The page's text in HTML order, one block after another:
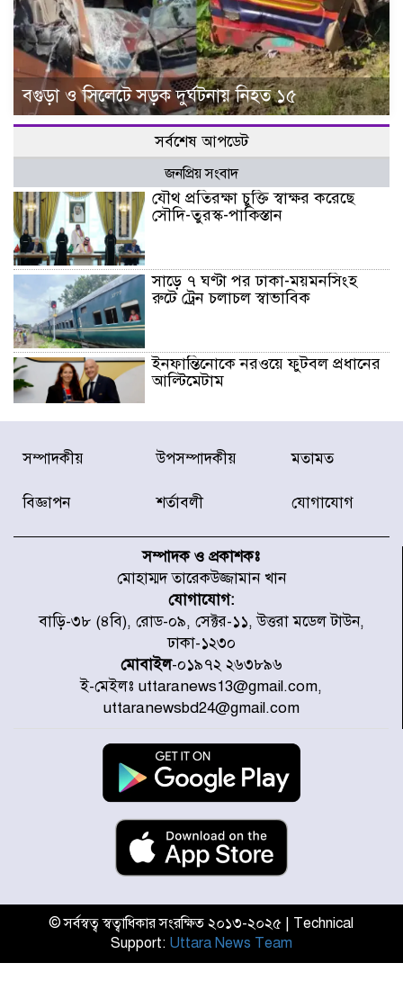
বগুড়া ও সিলেটে সড়ক দুর্ঘটনায় নিহত ১৫
সর্বশেষ আপডেট
জনপ্রিয় সংবাদ
যৌথ প্রতিরক্ষা চুক্তি স্বাক্ষর করেছে
সৌদি-তুরস্ক-পাকিস্তান
সাড়ে ৭ ঘণ্টা পর ঢাকা-ময়মনসিংহ
রুটে ট্রেন চলাচল স্বাভাবিক
ইনফান্তিনোকে নরওয়ে ফুটবল প্রধানের
আল্টিমেটাম
দেশে ভারি বৃষ্টির সতর্কবার্তা, ১০
জেলায় বন্যার পূর্বাভাস
স্থাপনের উদ্যোগ চান মিয়া ব্যাপারীর
৭ জেলায় ঝোড়ো হাওয়াসহ বজ্রবৃষ্টির
শঙ্কা
বগুড়া ও সিলেটে সড়ক দুর্ঘটনায় নিহত
১৫
জুলাইয়ে দেশজুড়ে ৪৫৮টি সড়ক
দুর্ঘটনায় ৪১৬ জন নিহত হয়েছেন
হারিয়ে যাওয়া শিশুকে পরিবারের কাছে
ফিরিয়ে প্রশংসায় ভাসছেন খিলক্ষেত
আজ থেকে উন্মুক্ত ‘জুলাই গণঅভ্যুত্থান
স্মৃতি জাদুঘর
সম্পাদকীয় উপসম্পাদকীয় মতামত
বিজ্ঞাপন শর্তাবলী যোগাযোগ
সম্পাদক ও প্রকাশকঃ
মোহাম্মদ তারেকউজ্জামান খান
যোগাযোগ:
বাড়ি-৩৮ (৪বি), রোড-০৯, সেক্টর-১১, উত্তরা মডেল টাউন,
ঢাকা-১২৩০
মোবাইল-০১৯৭২ ২৬৩৮৯৬
ই-মেইলঃ uttaranews13@gmail.com,
uttaranewsbd24@gmail.com
© সর্বস্বত্ব স্বত্বাধিকার সংরক্ষিত ২০১৩-২০২৫ | Technical
Support: Uttara News Team